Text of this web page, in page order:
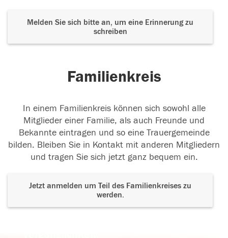
Melden Sie sich bitte an, um eine Erinnerung zu
schreiben
Familienkreis
In einem Familienkreis können sich sowohl alle
Mitglieder einer Familie, als auch Freunde und
Bekannte eintragen und so eine Trauergemeinde
bilden. Bleiben Sie in Kontakt mit anderen Mitgliedern
und tragen Sie sich jetzt ganz bequem ein.
Jetzt anmelden um Teil des Familienkreises zu
werden.